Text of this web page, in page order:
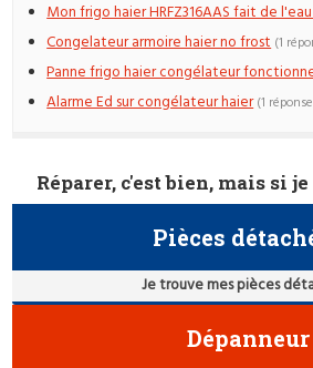
Mon frigo haier HRFZ316AAS fait de
Congelateur armoire haier no frost (1
Panne frigo haier congélateur
Alarme Ed sur congélateur haier (1
Réparer, c'est bien, mais si
Pièces
Je trouve mes pièces
Dépanneur